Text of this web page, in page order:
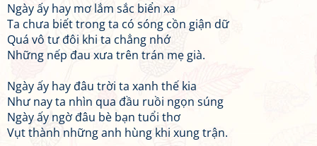
Ngày ấy hay mơ lắm sắc biển xa
Ta chưa biết trong ta có sóng cồn giận dữ
Quá vô tư đôi khi ta chẳng nhớ
Những nếp đau xưa trên trán mẹ già.
Ngày ấy hay đâu trời ta xanh thế kia
Như nay ta nhìn qua đầu ruồi ngọn súng
Ngày ấy ngờ đâu bè bạn tuổi thơ
Vụt thành những anh hùng khi xung trận.